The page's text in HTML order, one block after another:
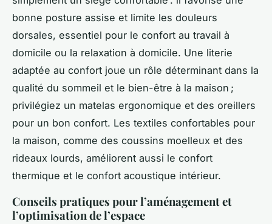
bonne posture assise et limite les douleurs
dorsales, essentiel pour le confort au travail à
domicile ou la relaxation à domicile. Une literie
adaptée au confort joue un rôle déterminant dans la
qualité du sommeil et le bien-être à la maison ;
privilégiez un matelas ergonomique et des oreillers
pour un bon confort. Les textiles confortables pour
la maison, comme des coussins moelleux et des
rideaux lourds, améliorent aussi le confort
thermique et le confort acoustique intérieur.
Conseils pratiques pour l’aménagement et
l’optimisation de l’espace